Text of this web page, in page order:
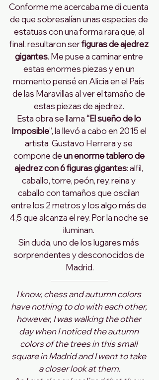
Conforme me acercaba me di cuenta
de que sobresalían unas especies de
estatuas con una forma rara que, al
final. resultaron ser figuras de ajedrez
gigantes. Me puse a caminar entre
estas enormes piezas y en un
momento pensé en Alicia en el País
de las Maravillas al ver el tamaño de
estas piezas de ajedrez.
Esta obra se llama “El sueño de lo
Imposible”, la llevó a cabo en 2015 el
artista  Gustavo Herrera y se
compone de un enorme tablero de
ajedrez con 6 figuras gigantes: alfil,
caballo, torre, peón, rey, reina y
caballo con tamaños que oscilan
entre los 2 metros y los algo más de
4,5 que alcanza el rey. Por la noche se
iluminan.
Sin duda, uno de los lugares más
sorprendentes y desconocidos de
Madrid.
I know, chess and autumn colors
have nothing to do with each other,
however, I was walking the other
day when I noticed the autumn
colors of the trees in this small
square in Madrid and I went to take
a closer look at them.